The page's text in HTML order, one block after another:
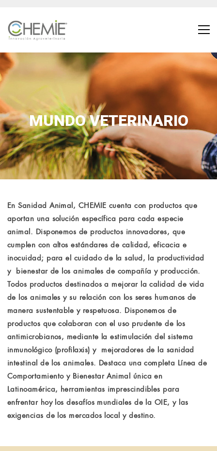
MUNDO VETERINARIO
En Sanidad Animal, CHEMIE cuenta con productos que
aportan una solución específica para cada especie
animal. Disponemos de productos innovadores, que
cumplen con altos estándares de calidad, eficacia e
inocuidad; para el cuidado de la salud, la productividad
y bienestar de los animales de compañía y producción.
Todos productos destinados a mejorar la calidad de vida
de los animales y su relación con los seres humanos de
manera sustentable y respetuosa. Disponemos de
productos que colaboran con el uso prudente de los
antimicrobianos, mediante la estimulación del sistema
inmunológico (profilaxis) y mejoradores de la sanidad
intestinal de los animales. Destaca una completa Línea de
Comportamiento y Bienestar Animal única en
Latinoamérica, herramientas imprescindibles para
enfrentar hoy los desafíos mundiales de la OIE, y las
exigencias de los mercados local y destino.